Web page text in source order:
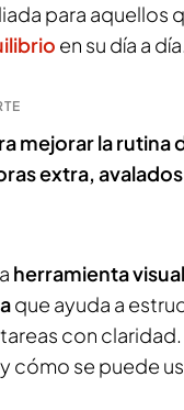
para aquellos
en su día a día.
mejorar la rutina
extra,
herramienta
que ayuda a
tareas con
cómo se puede